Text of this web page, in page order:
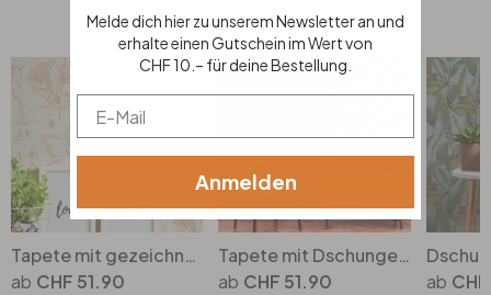
Top Seller
Tapete mit gezeichneten Blüten Weiss Beige - Vliestapete floral mit Blumen
CHF 51.90
Tapete mit Dschungel-Motiv Grün - Vliestapete mit Blüten in Rot Blau
CHF 51.90
Melde dich hier zu unserem Newsletter an und
erhalte einen Gutschein im Wert von
CHF 10.– für deine Bestellung.
Email
Anmelden